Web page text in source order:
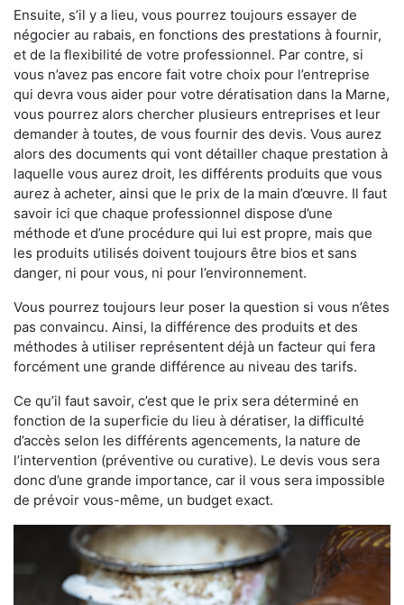
Ensuite, s’il y a lieu, vous pourrez toujours essayer de
négocier au rabais, en fonctions des prestations à fournir,
et de la flexibilité de votre professionnel. Par contre, si
vous n’avez pas encore fait votre choix pour l’entreprise
qui devra vous aider pour votre dératisation dans la Marne,
vous pourrez alors chercher plusieurs entreprises et leur
demander à toutes, de vous fournir des devis. Vous aurez
alors des documents qui vont détailler chaque prestation à
laquelle vous aurez droit, les différents produits que vous
aurez à acheter, ainsi que le prix de la main d’œuvre. Il faut
savoir ici que chaque professionnel dispose d’une
méthode et d’une procédure qui lui est propre, mais que
les produits utilisés doivent toujours être bios et sans
danger, ni pour vous, ni pour l’environnement.
Vous pourrez toujours leur poser la question si vous n’êtes
pas convaincu. Ainsi, la différence des produits et des
méthodes à utiliser représentent déjà un facteur qui fera
forcément une grande différence au niveau des tarifs.
Ce qu’il faut savoir, c’est que le prix sera déterminé en
fonction de la superficie du lieu à dératiser, la difficulté
d’accès selon les différents agencements, la nature de
l’intervention (préventive ou curative). Le devis vous sera
donc d’une grande importance, car il vous sera impossible
de prévoir vous-même, un budget exact.